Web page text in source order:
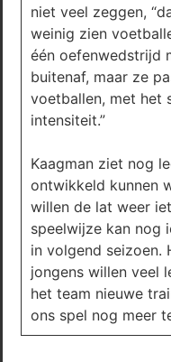
niet veel zeggen,
weinig zien
één oefenwedstrijd
buitenaf, maar ze
voetballen, met het
intensiteit.”
Kaagman ziet nog
ontwikkeld kunnen
willen de lat weer
speelwijze kan nog
in volgend seizoen.
jongens willen veel
het team nieuwe
ons spel nog meer